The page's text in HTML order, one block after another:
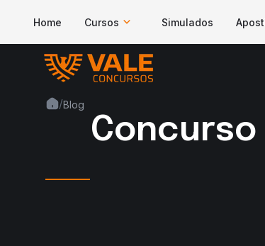
Home Cursos Simulados
/Blog
Concurso